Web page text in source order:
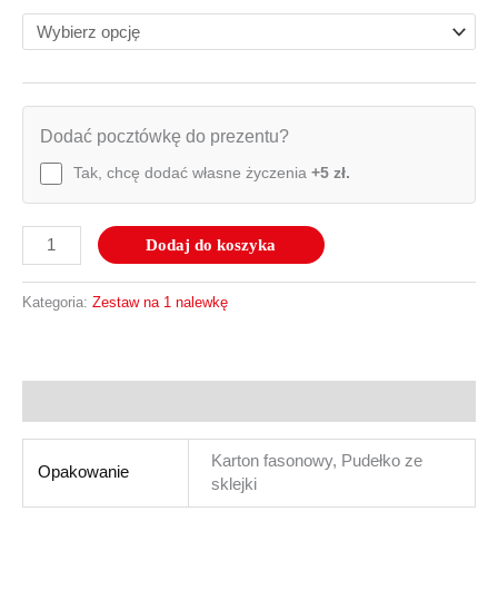
Dodać pocztówkę do prezentu?
Tak, chcę dodać własne życzenia +5 zł.
Dodaj do koszyka
Kategoria: Zestaw na 1 nalewkę
Opakowanie
Karton fasonowy, Pudełko ze
sklejki